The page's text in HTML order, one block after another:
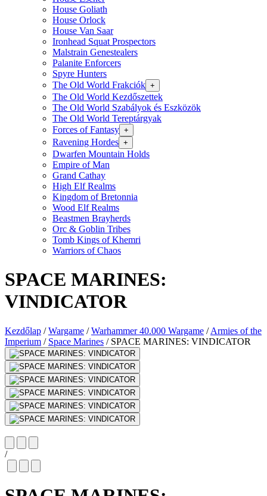
House Goliath
House Orlock
House Van Saar
Ironhead Squat Prospectors
Malstrain Genestealers
Palanite Enforcers
Spyre Hunters
The Old World Frakciók +
The Old World Kezdőszettek
The Old World Szabályok és Eszközök
The Old World Tereptárgyak
Forces of Fantasy +
Ravening Hordes +
Dwarfen Mountain Holds
Empire of Man
Grand Cathay
High Elf Realms
Kingdom of Bretonnia
Wood Elf Realms
Beastmen Brayherds
Orc & Goblin Tribes
Tomb Kings of Khemri
Warriors of Chaos
SPACE MARINES:
VINDICATOR
Kezdőlap / Wargame / Warhammer 40.000 Wargame / Armies of the
Imperium / Space Marines /SPACE MARINES: VINDICATOR
/